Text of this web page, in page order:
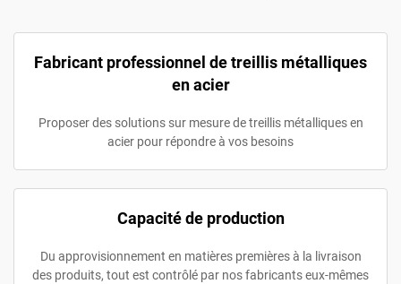
Fabricant professionnel de treillis métalliques
en acier
Proposer des solutions sur mesure de treillis métalliques en
acier pour répondre à vos besoins
Capacité de production
Du approvisionnement en matières premières à la livraison
des produits, tout est contrôlé par nos fabricants eux-mêmes